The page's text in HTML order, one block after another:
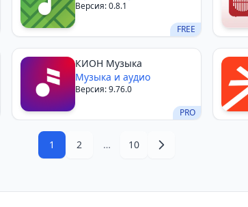
FREE
Версия: 0.8.1
PRO
КИОН Музыка
Музыка и аудио
Версия: 9.76.0
1 2 … 10